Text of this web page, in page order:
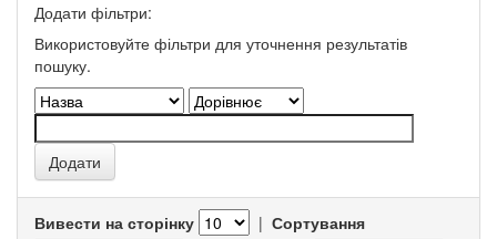
Додати фільтри:
Використовуйте фільтри для уточнення результатів
пошуку.
Вивести на сторінку | Сортування